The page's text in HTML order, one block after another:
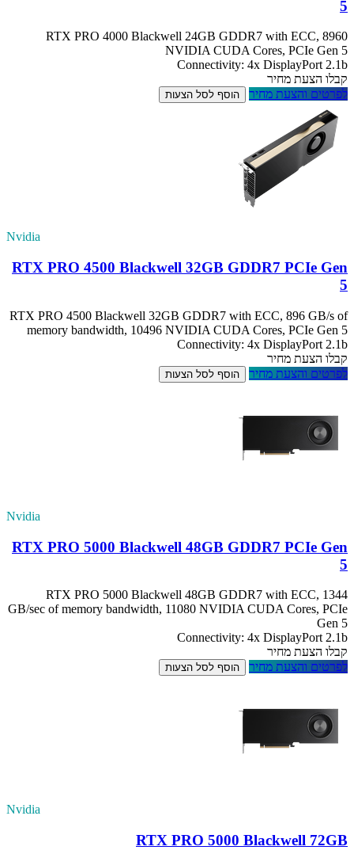
5
RTX PRO 4000 Blackwell 24GB GDDR7 with ECC, 8960
NVIDIA CUDA Cores, PCIe Gen 5
Connectivity: 4x DisplayPort 2.1b
קבלו הצעת מחיר
לפרטים והצעת מחיר
הוסף לסל הצעות
Nvidia
RTX PRO 4500 Blackwell 32GB GDDR7 PCIe Gen
5
RTX PRO 4500 Blackwell 32GB GDDR7 with ECC, 896 GB/s of
memory bandwidth, 10496 NVIDIA CUDA Cores, PCIe Gen 5
Connectivity: 4x DisplayPort 2.1b
קבלו הצעת מחיר
לפרטים והצעת מחיר
הוסף לסל הצעות
Nvidia
RTX PRO 5000 Blackwell 48GB GDDR7 PCIe Gen
5
RTX PRO 5000 Blackwell 48GB GDDR7 with ECC, 1344
GB/sec of memory bandwidth, 11080 NVIDIA CUDA Cores, PCIe
Gen 5
Connectivity: 4x DisplayPort 2.1b
קבלו הצעת מחיר
לפרטים והצעת מחיר
הוסף לסל הצעות
Nvidia
RTX PRO 5000 Blackwell 72GB